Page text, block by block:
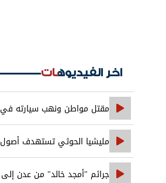
اخر الفيديوهات
مقتل مواطن ونهب سيارته في
جريمة تقطع على خط العبر
مليشيا الحوثي تستهدف أصول
بنك الإنشاء والتعمير في صنعاء
جرائم "أمجد خالد" من عدن إلى